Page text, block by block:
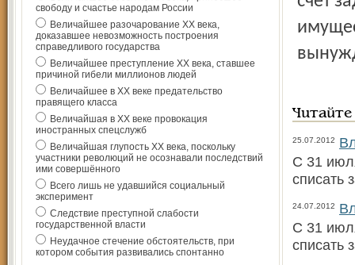
свободу и счастье народам России
Величайшее разочарование ХХ века,
доказавшее невозможность построения
справедливого государства
Величайшее преступление ХХ века, ставшее
причиной гибели миллионов людей
Величайшее в ХХ веке предательство
правящего класса
Величайшая в ХХ веке провокация
иностранных спецслужб
Величайшая глупость ХХ века, поскольку
участники революций не осознавали последствий
ими совершённого
Всего лишь не удавшийся социальный
эксперимент
Следствие преступной слабости
государственной власти
Неудачное стечение обстоятельств, при
котором события развивались спонтанно
25.07.2012
С 31
списать
24.07.2012
С 31
списать